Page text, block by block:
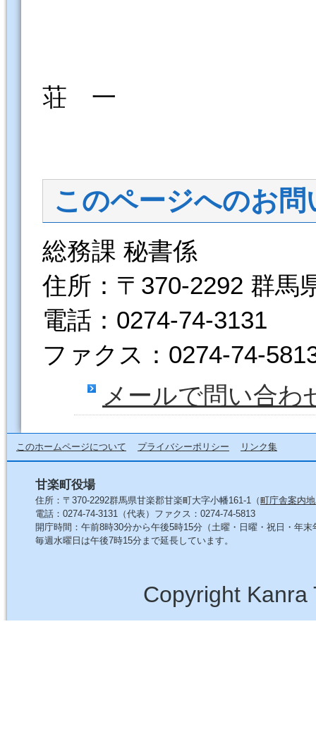
荘 一
このページへのお問
総務課 秘書係
住所：〒370-2292 群馬
電話：0274-74-3131
ファクス：0274-74-
メールで問い合わ
このホームページについて プライバシーポリシー リンク集
甘楽町役場
住所：〒370-2292群馬県甘楽郡甘楽町大字小幡161-1（町庁舎案内
電話：0274-74-3131（代表）ファクス：0274-74-5813
開庁時間：午前8時30分から午後5時15分（土曜・日曜・祝日・年末
毎週水曜日は午後7時15分まで延長しています。
Copyright Kanra